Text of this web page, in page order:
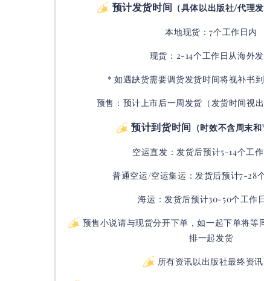
预计发货时间 （具体以出版社/代理
本地现货：7个工作日内
现货：2-14个工作日从海外
* 如遇缺货需要调货发货时间将视补书
预售：预计上市后一周发货（发货时间视
预计到货时间 （时效不含周末和
空运直发：发货后预计5-14个工
普通空运/空运集运：发货后预计7-28
海运：发货后预计30-50个工作
预售小说请与现货分开下单，如一起下单将等
排一起发货
所有资讯以出版社最终资